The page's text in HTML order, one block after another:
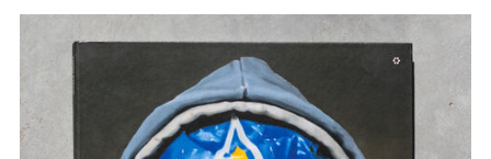
Projekt "SOG" öffnen